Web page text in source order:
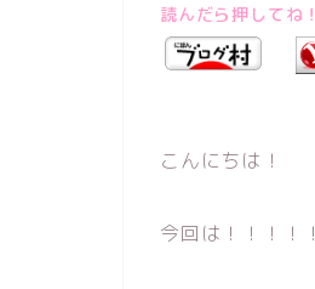
読んだら押してね！
こんにちは！
今回は！！！！！